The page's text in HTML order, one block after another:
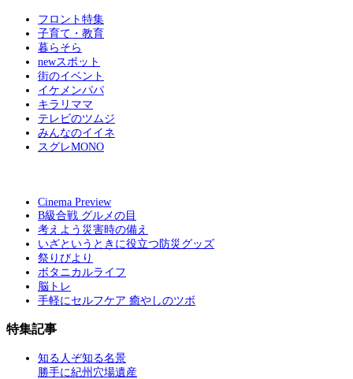
フロント特集
子育て・教育
暮らそら
newスポット
街のイベント
イケメンパパ
キラリママ
テレビのツムジ
みんなのイイネ
スグレMONO
Cinema Preview
B級合戦 グルメの目
考えよう災害時の備え
いざというときに役立つ防災グッズ
祭りびより
ボタニカルライフ
脳トレ
手軽にセルフケア 癒やしのツボ
特集記事
知る人ぞ知る名景
勝手に紀州穴場遺産